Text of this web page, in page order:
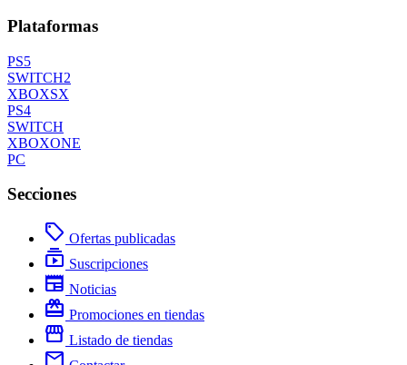
Plataformas
PS5
SWITCH2
XBOXSX
PS4
SWITCH
XBOXONE
PC
Secciones
local_offer Ofertas publicadas
subscriptions Suscripciones
newspaper Noticias
redeem Promociones en tiendas
storefront Listado de tiendas
mail